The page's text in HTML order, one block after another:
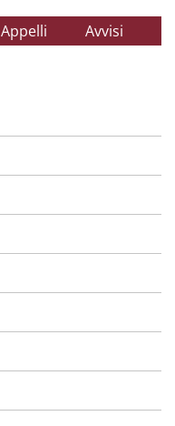
Appelli Avvisi